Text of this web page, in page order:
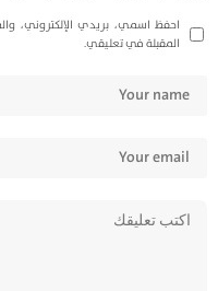
احفظ اسمي، بريدي الإلكتروني،
المقبلة في تعليقي.